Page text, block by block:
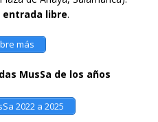
entrada libre.
más
MusSa de los años
2022 a 2025